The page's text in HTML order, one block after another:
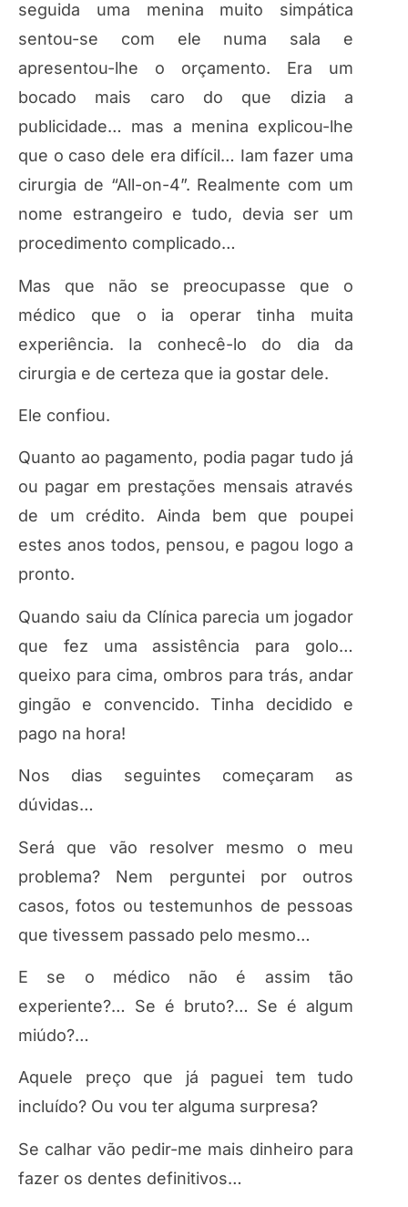
seguida uma menina muito simpática
sentou-se com ele numa sala e
apresentou-lhe o orçamento. Era um
bocado mais caro do que dizia a
publicidade… mas a menina explicou-lhe
que o caso dele era difícil… Iam fazer uma
cirurgia de “All-on-4”. Realmente com um
nome estrangeiro e tudo, devia ser um
procedimento complicado…
Mas que não se preocupasse que o
médico que o ia operar tinha muita
experiência. Ia conhecê-lo do dia da
cirurgia e de certeza que ia gostar dele.
Ele confiou.
Quanto ao pagamento, podia pagar tudo já
ou pagar em prestações mensais através
de um crédito. Ainda bem que poupei
estes anos todos, pensou, e pagou logo a
pronto.
Quando saiu da Clínica parecia um jogador
que fez uma assistência para golo…
queixo para cima, ombros para trás, andar
gingão e convencido. Tinha decidido e
pago na hora!
Nos dias seguintes começaram as
dúvidas…
Será que vão resolver mesmo o meu
problema? Nem perguntei por outros
casos, fotos ou testemunhos de pessoas
que tivessem passado pelo mesmo…
E se o médico não é assim tão
experiente?… Se é bruto?… Se é algum
miúdo?…
Aquele preço que já paguei tem tudo
incluído? Ou vou ter alguma surpresa?
Se calhar vão pedir-me mais dinheiro para
fazer os dentes definitivos…